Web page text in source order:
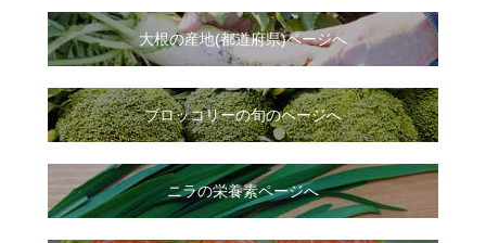
大根の産地(都道府県)ページへ
ブロッコリーの旬のページへ
ニラの栄養素ページへ